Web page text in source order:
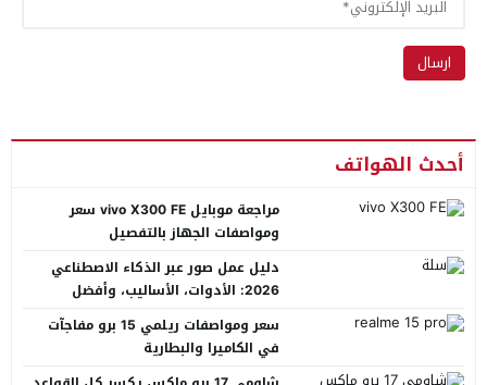
أحدث الهواتف
مراجعة موبايل vivo X300 FE سعر
ومواصفات الجهاز بالتفصيل
دليل عمل صور عبر الذكاء الاصطناعي
2026: الأدوات، الأساليب، وأفضل
سعر ومواصفات ريلمي 15 برو مفاجآت
في الكاميرا والبطارية